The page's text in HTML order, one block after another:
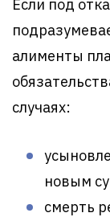
Если под
алименты
случаях:
новым
смерть